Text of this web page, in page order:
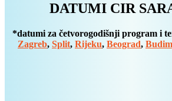
DATUMI CIR
*datumi za četvorogodišnji program i
Zagreb, Split, Rijeku, Beograd,